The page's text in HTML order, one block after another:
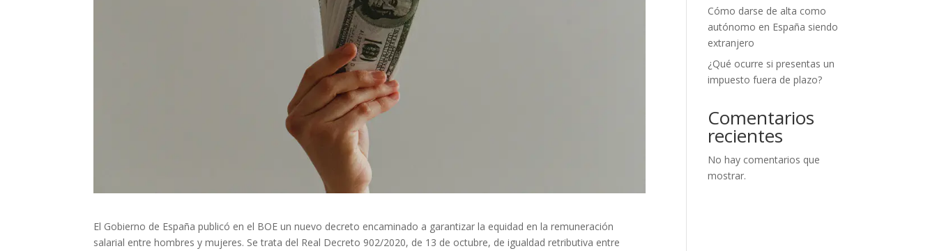
El Gobierno de España publicó en el BOE un nuevo decreto encaminado a garantizar la equidad en la remuneración
salarial entre hombres y mujeres. Se trata del Real Decreto 902/2020, de 13 de octubre, de igualdad retributiva entre
Cómo darse de alta como
autónomo en España siendo
extranjero
¿Qué ocurre si presentas un
impuesto fuera de plazo?
Comentarios
recientes
No hay comentarios que
mostrar.